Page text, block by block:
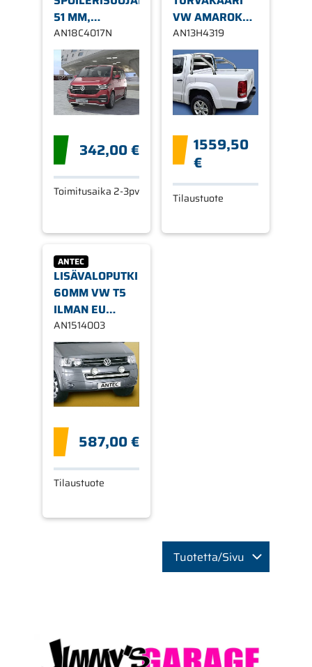
51 MM,
TAIVUTETTU, 51
MM VW T6.1
20-
AN18C4017N
342,00 €
Toimitusaika 2-3pv
VW AMAROK
2010-
AN13H4319
1559,50
€
Tilaustuote
ANTEC
LISÄVALOPUTKI
60MM VW T5
ILMAN EU
HYVÄKSYNTÄÄ
AN1514003
587,00 €
Tilaustuote
Tuotetta/Sivu